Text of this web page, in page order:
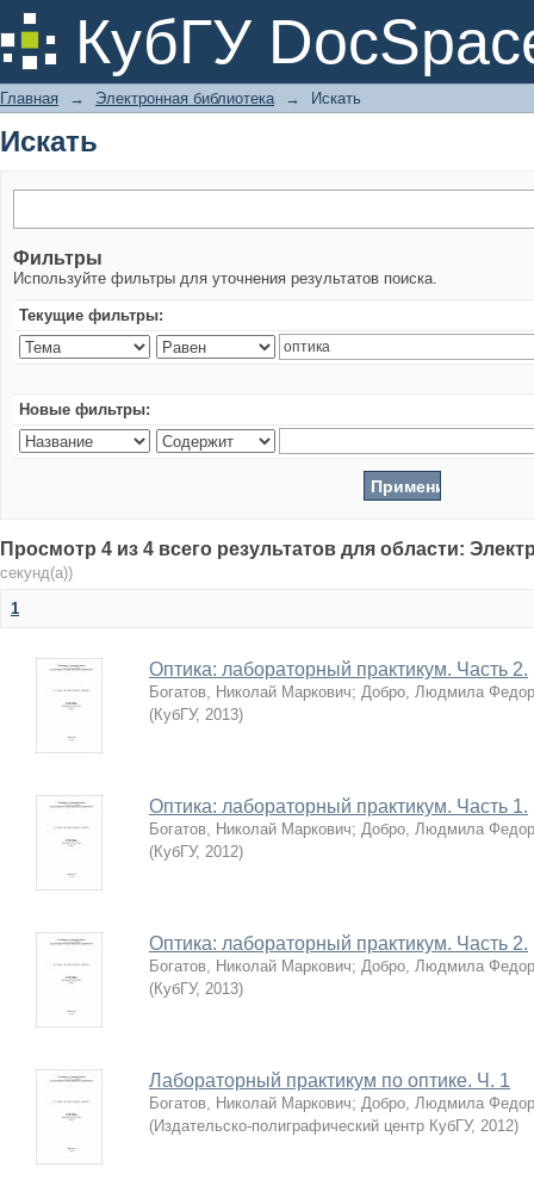
КубГУ
Искать
Главная → Электронная библиотека → Искать
Искать
Фильтры
Используйте фильтры для уточнения результатов поиска.
Текущие фильтры:
Новые фильтры:
Просмотр 4 из 4 всего результатов для области:
секунд(а))
1
Оптика: лабораторный практикум. Часть 2.
Богатов, Николай Маркович; Добро, Людмила
(КубГУ, 2013)
Оптика: лабораторный практикум. Часть 1.
Богатов, Николай Маркович; Добро, Людмила
(КубГУ, 2012)
Оптика: лабораторный практикум. Часть 2.
Богатов, Николай Маркович; Добро, Людмила
(КубГУ, 2013)
Лабораторный практикум по оптике. Ч. 1
Богатов, Николай Маркович; Добро, Людмила
(Издательско-полиграфический центр КубГУ, 2012)